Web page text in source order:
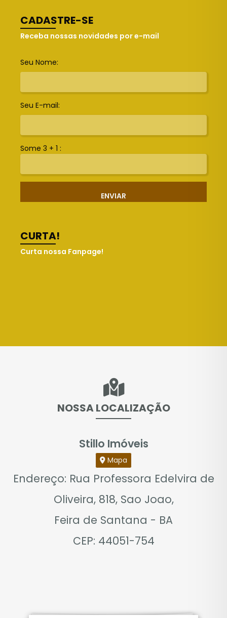
CADASTRE-SE
Receba nossas novidades por e-mail
Seu Nome:
Seu E-mail:
Some 3 + 1 :
ENVIAR
CURTA!
Curta nossa Fanpage!
NOSSA LOCALIZAÇÃO
Stillo Imóveis
Mapa
Endereço: Rua Professora Edelvira de
Oliveira, 818, Sao Joao,
Feira de Santana - BA
CEP: 44051-754